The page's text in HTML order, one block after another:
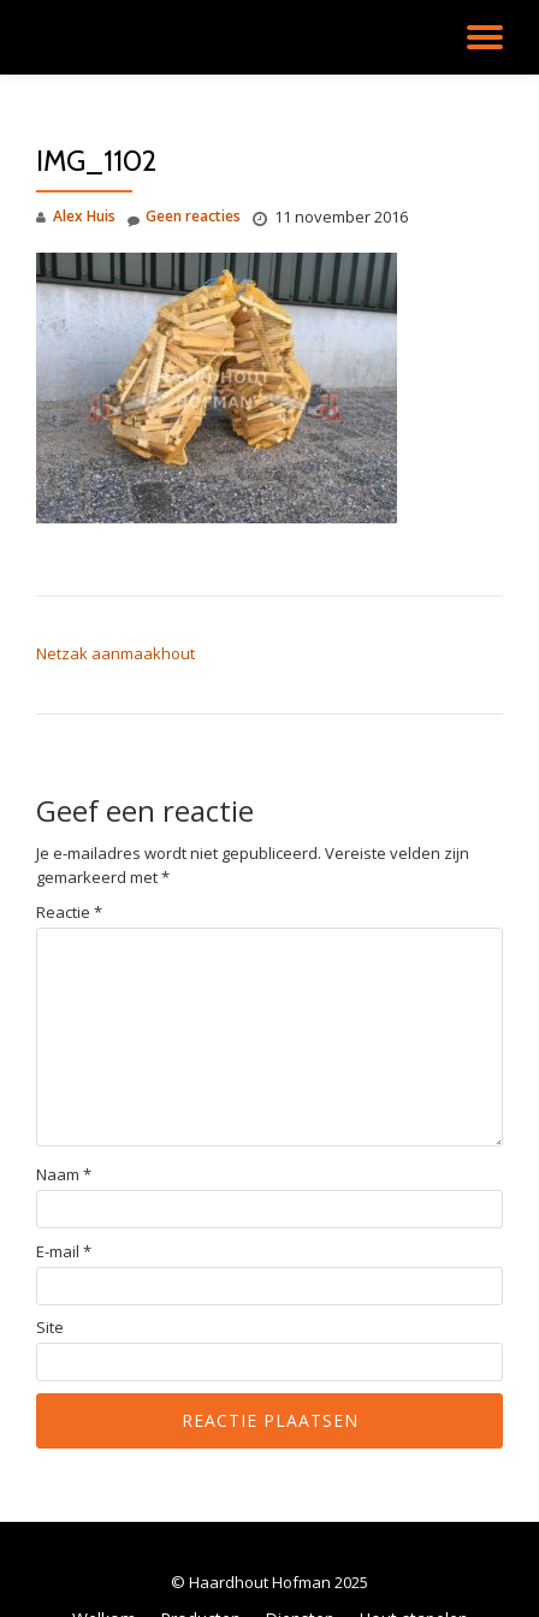
inhoudIMG_1102
Alex Huis 11 november 2016
Geen reacties
Netzak aanmaakhout
Geef een reactie
Je e-mailadres wordt niet gepubliceerd. Vereiste velden zijn
gemarkeerd met*
Reactie *
Naam *
E-mail *
Site
© Haardhout Hofman 2025